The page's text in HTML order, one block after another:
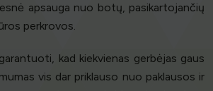
apsauga nuo botų, pasikartojančių
perkrovos.
kad kiekvienas gerbėjas gaus
vis dar priklauso nuo paklausos ir